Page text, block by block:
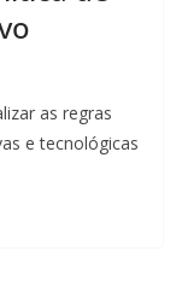
as regras
e tecnológicas